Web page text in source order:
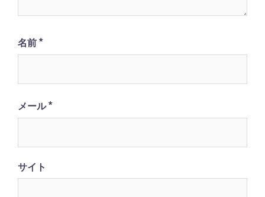
名前 *
メール*
サイト